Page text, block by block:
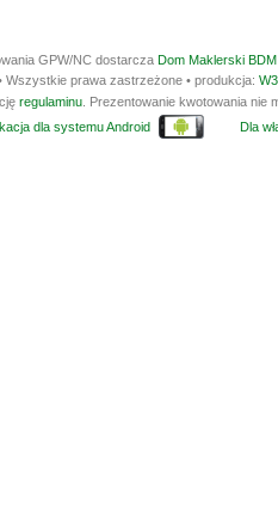
GPW/NC dostarcza Dom Maklerski
prawa zastrzeżone • produkcja:
regulaminu . Prezentowanie kwotowania
dla systemu Android Dla